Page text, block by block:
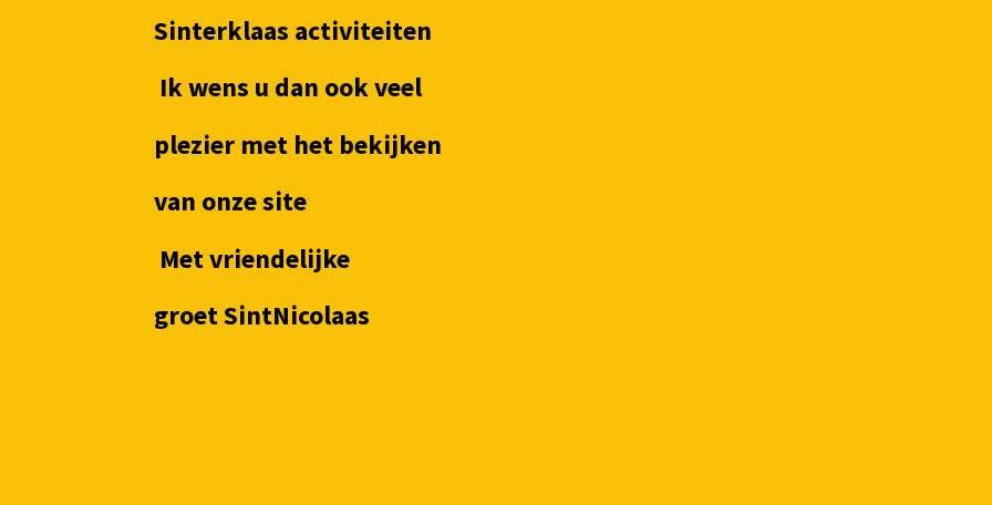
Sinterklaas activiteiten
Ik wens u dan ook veel
plezier met het bekijken
van onze site
Met vriendelijke
groetSintNicolaas